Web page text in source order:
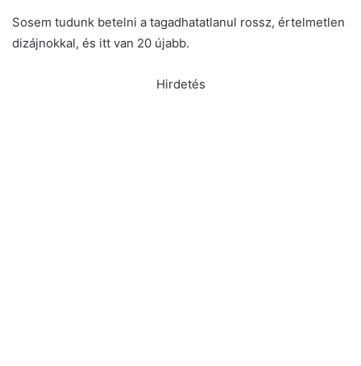
Sosem tudunk betelni a tagadhatatlanul rossz, értelmetlen
dizájnokkal, és itt van 20 újabb.
Hirdetés